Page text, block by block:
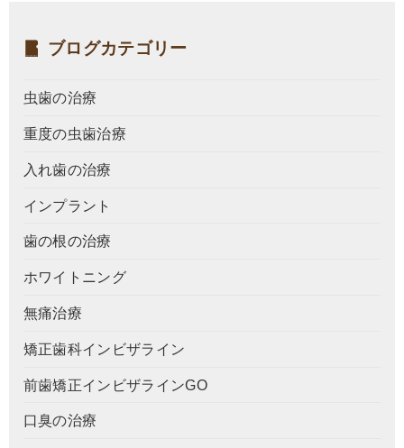
ブログカテゴリー
虫歯の治療
重度の虫歯治療
入れ歯の治療
インプラント
歯の根の治療
ホワイトニング
無痛治療
矯正歯科インビザライン
前歯矯正インビザラインGO
口臭の治療